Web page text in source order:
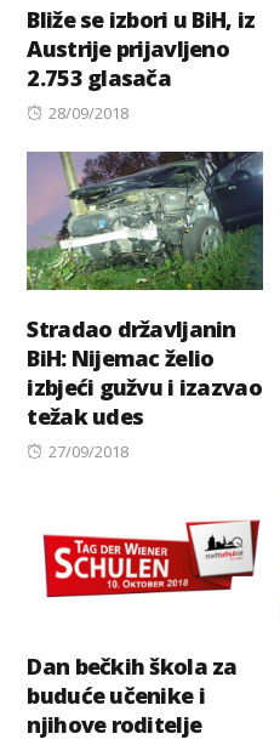
Bliže se izbori u BiH, iz
Austrije prijavljeno
2.753 glasača
Posted
28/09/2018
Stradao državljanin
BiH: Nijemac želio
izbjeći gužvu i izazvao
težak udes
Posted
27/09/2018
Dan bečkih škola za
buduće učenike i
njihove roditelje